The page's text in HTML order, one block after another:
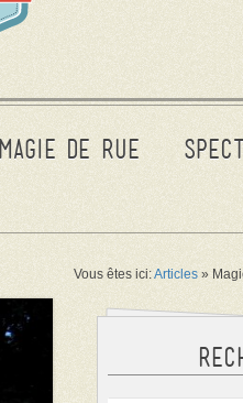
Magie de rue
Vous êtes ici:Articles »